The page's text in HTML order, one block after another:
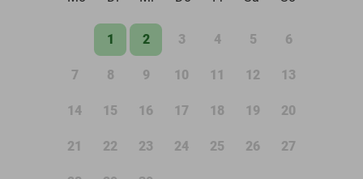
1 2 3 4 5 6
7 8 9 10 11 12 13
14 15 16 17 18 19 20
21 22 23 24 25 26 27